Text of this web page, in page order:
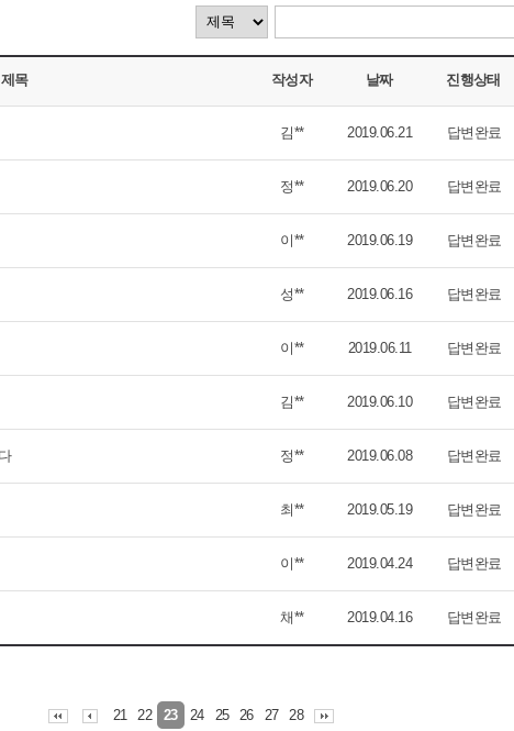
제목 작성자 날짜 진행상태
김** 2019.06.21 답변완료
정** 2019.06.20 답변완료
이** 2019.06.19 답변완료
성** 2019.06.16 답변완료
이** 2019.06.11 답변완료
김** 2019.06.10 답변완료
정** 2019.06.08 답변완료
최** 2019.05.19 답변완료
이** 2019.04.24 답변완료
채** 2019.04.16 답변완료
21 22 23 24 25 26 27 28